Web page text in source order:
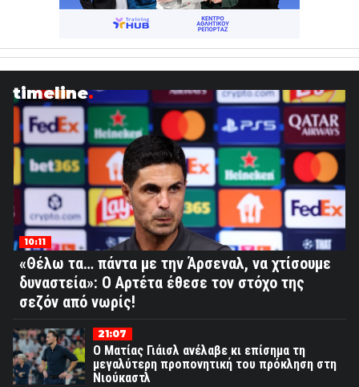
timeline
10:11
«Θέλω τα… πάντα με την Άρσεναλ, να χτίσουμε
δυναστεία»: Ο Αρτέτα έθεσε τον στόχο της
σεζόν από νωρίς!
21:07
Ο Ματίας Γιάισλ ανέλαβε κι επίσημα τη
μεγαλύτερη προπονητική του πρόκληση στη
Νιούκαστλ